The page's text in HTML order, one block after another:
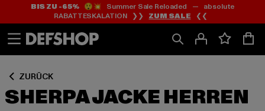
Zum
Inhalt
springen
Zum
Fußzeile
springen
BIS ZU -65%😲💥 Summer Sale Reloaded — absolute
RABATTESKALATION ❯❯ ZUM SALE ❮❮
ZURÜCK
SHERPA JACKE HERREN
Zum
Produktraster
springen